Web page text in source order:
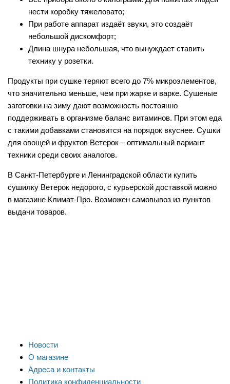
нести коробку тяжеловато;
При работе аппарат издаёт звуки, это создаёт
небольшой дискомфорт;
Длина шнура небольшая, что вынуждает ставить
технику у розетки.
Продукты при сушке теряют всего до 7% микроэлементов,
что значительно меньше, чем при жарке и варке. Сушеные
заготовки на зиму дают возможность постоянно
поддерживать в организме баланс витаминов. При этом еда
с такими добавками становится на порядок вкуснее. Сушки
для овощей и фруктов Ветерок – оптимальный вариант
техники среди своих аналогов.
В Санкт-Петербурге и Ленинградской области купить
сушилку Ветерок недорого, с курьерской доставкой можно
в магазине Климат-Про. Возможен самовывоз из пунктов
выдачи товаров.
Новости
О магазине
Адреса и контакты
Политика конфиденциальности